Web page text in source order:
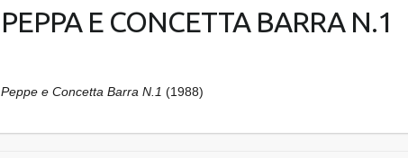
PEPPA E CONCETTA BARRA N.1
Peppe e Concetta Barra N.1 (1988)